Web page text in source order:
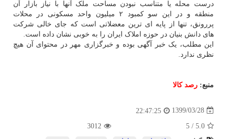
درست محله یا متناسب نبودن مساحت ملک آنها با نیاز بازار آن
منطقه و در این سو کمبود ۲ میلیون واحد مسکونی در محلات
پررونق، تنها از پایه ای ترین معضلاتی است که جای خالی شرکت
های دانش بنیان در حوزه املاک ایران را به خوبی نشان داده است.
این مطلب، یک خبر آگهی بوده و خبرگزاری مهر در محتوای آن هیچ
نظری ندارد.
منبع: رصد كالا
1399/03/28
22:47:25
5.0
/
5
3012